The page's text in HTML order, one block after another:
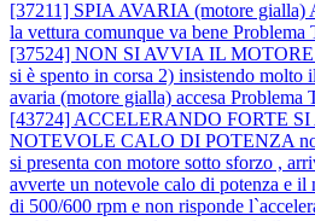
[37211] SPIA AVARIA (motore
la vettura comunque va bene Problema
[37524] NON SI AVVIA IL MOTORE
si è spento in corsa 2) insistendo molto
avaria (motore gialla) accesa Problema
[43724] ACCELERANDO FORTE
NOTEVOLE CALO DI POTENZA
si presenta con motore sotto sforzo ,
avverte un notevole calo di potenza e il
di 500/600 rpm e non risponde